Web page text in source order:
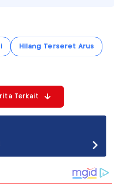
Hilang Terseret Arus
Terkait